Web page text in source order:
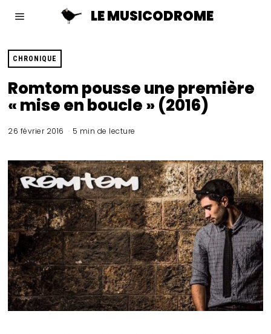
LE MUSICODROME
CHRONIQUE
Romtom pousse une première
« mise en boucle » (2016)
26 février 2016 5 min de lecture